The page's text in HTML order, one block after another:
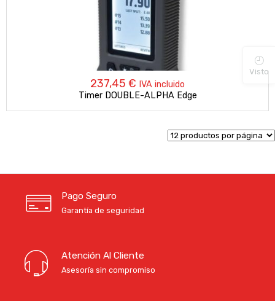
237,45 € IVA incluido
Timer DOUBLE-ALPHA Edge
Pago Seguro
Garantía de seguridad
Atención Al Cliente
Asesoría sin compromiso
Visto